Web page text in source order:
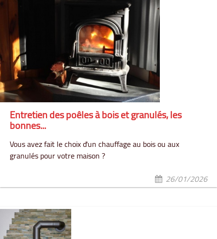
Entretien des poêles à bois et granulés, les
bonnes...
Vous avez fait le choix d'un chauffage au bois ou aux
granulés pour votre maison ?
26/01/2026